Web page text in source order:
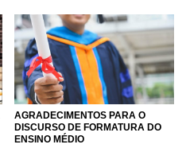
AGRADECIMENTOS PARA O
DISCURSO DE FORMATURA DO
ENSINO MÉDIO